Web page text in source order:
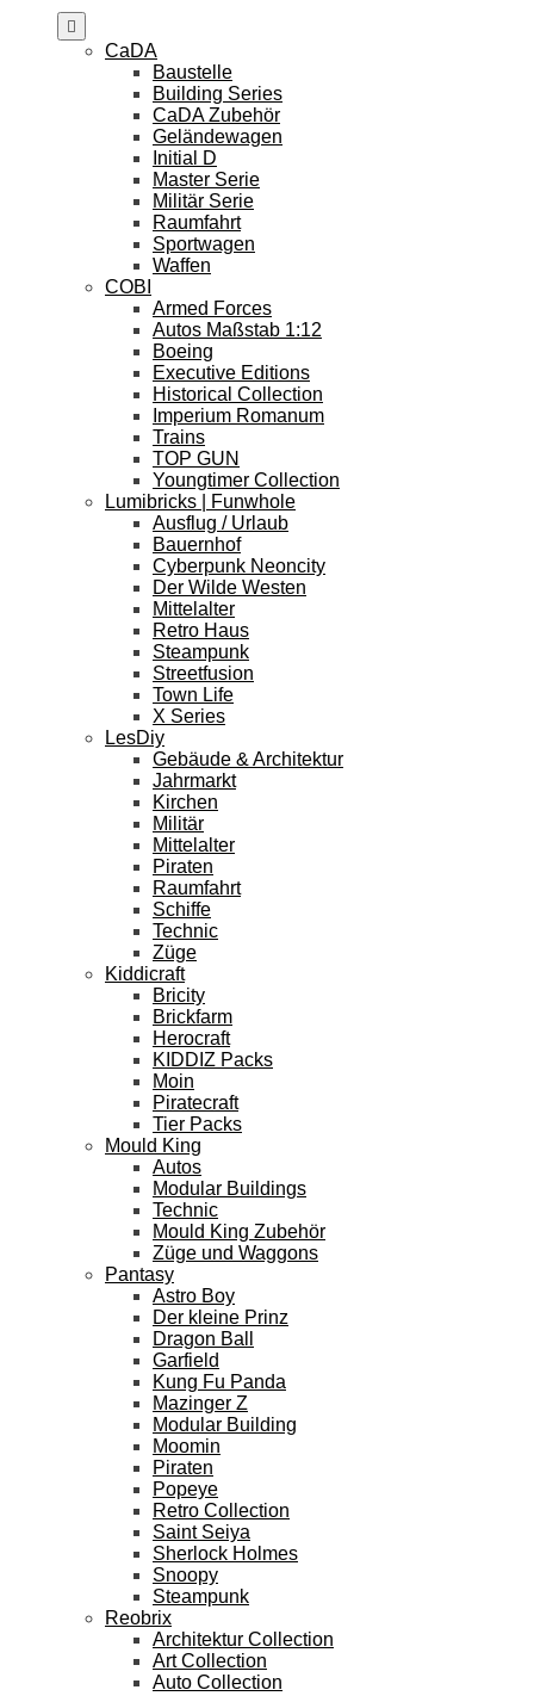
CaDA
Baustelle
Building Series
CaDA Zubehör
Geländewagen
Initial D
Master Serie
Militär Serie
Raumfahrt
Sportwagen
Waffen
COBI
Armed Forces
Autos Maßstab 1:12
Boeing
Executive Editions
Historical Collection
Imperium Romanum
Trains
TOP GUN
Youngtimer Collection
Lumibricks | Funwhole
Ausflug / Urlaub
Bauernhof
Cyberpunk Neoncity
Der Wilde Westen
Mittelalter
Retro Haus
Steampunk
Streetfusion
Town Life
X Series
LesDiy
Gebäude & Architektur
Jahrmarkt
Kirchen
Militär
Mittelalter
Piraten
Raumfahrt
Schiffe
Technic
Züge
Kiddicraft
Bricity
Brickfarm
Herocraft
KIDDIZ Packs
Moin
Piratecraft
Tier Packs
Mould King
Autos
Modular Buildings
Technic
Mould King Zubehör
Züge und Waggons
Pantasy
Astro Boy
Der kleine Prinz
Dragon Ball
Garfield
Kung Fu Panda
Mazinger Z
Modular Building
Moomin
Piraten
Popeye
Retro Collection
Saint Seiya
Sherlock Holmes
Snoopy
Steampunk
Reobrix
Architektur Collection
Art Collection
Auto Collection